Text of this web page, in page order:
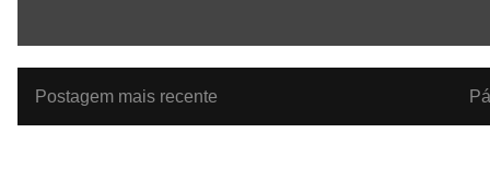
Postagem mais recente